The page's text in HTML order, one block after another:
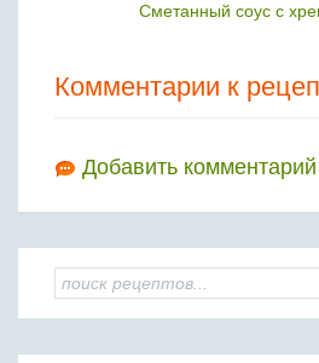
Сметанный соус с
Комментарии к
Добавить комментарий